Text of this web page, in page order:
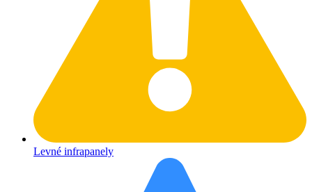
Levné infrapanely